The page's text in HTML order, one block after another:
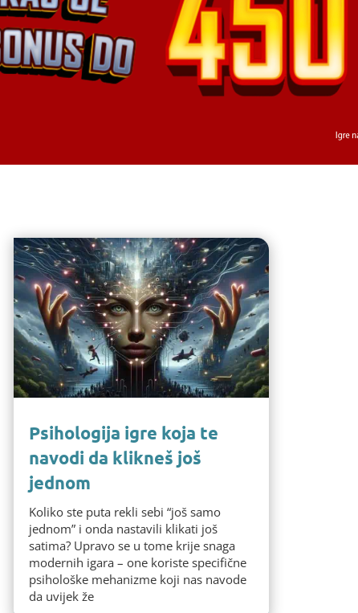
Psihologija igre koja te
navodi da klikneš još
jednom
Koliko ste puta rekli sebi “još samo
jednom” i onda nastavili klikati još
satima? Upravo se u tome krije snaga
modernih igara – one koriste specifične
psihološke mehanizme koji nas navode
da uvijek že